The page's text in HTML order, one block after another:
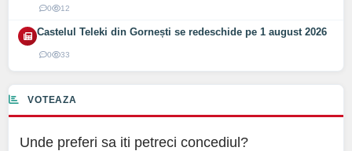
0 12
Castelul Teleki din Gornești se redeschide pe 1 august 2026
0 33
VOTEAZA
Unde preferi sa iti petreci concediul?